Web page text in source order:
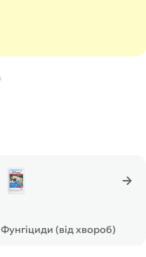
Фунгіциди (від хвороб)